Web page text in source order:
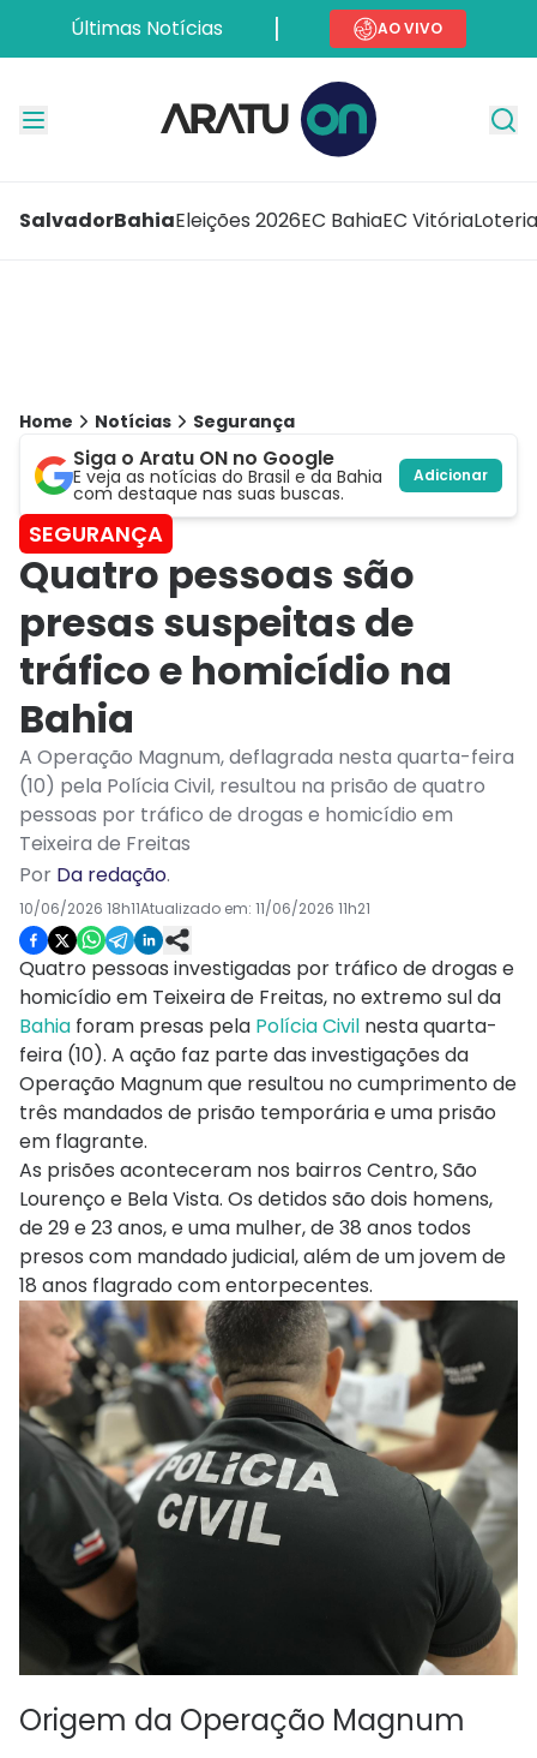
Últimas Notícias AO VIVO
SalvadorBahiaEleições 2026EC BahiaEC Vitória
Home Notícias Segurança
Siga o Aratu ON no Google
E veja as notícias do Brasil e da Bahia
com destaque nas suas buscas.
Adicionar
SEGURANÇA
Quatro pessoas são
presas suspeitas de
tráfico e homicídio na
Bahia
A Operação Magnum, deflagrada nesta quarta-feira
(10) pela Polícia Civil, resultou na prisão de quatro
pessoas por tráfico de drogas e homicídio em
Teixeira de Freitas
Por Da redação.
10/06/2026 18h11Atualizado em: 11/06/2026 11h21
Quatro pessoas investigadas por tráfico de drogas e
homicídio em Teixeira de Freitas, no extremo sul da
Bahia foram presas pela Polícia Civil nesta quarta-
feira (10). A ação faz parte das investigações da
Operação Magnum que resultou no cumprimento de
três mandados de prisão temporária e uma prisão
em flagrante.
As prisões aconteceram nos bairros Centro, São
Lourenço e Bela Vista. Os detidos são dois homens,
de 29 e 23 anos, e uma mulher, de 38 anos todos
presos com mandado judicial, além de um jovem de
18 anos flagrado com entorpecentes.
Origem da Operação Magnum